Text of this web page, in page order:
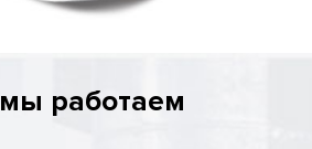
мы работаем